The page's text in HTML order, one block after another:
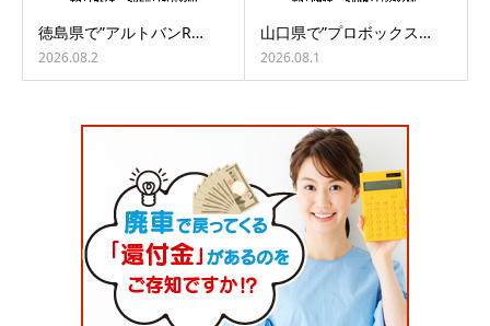
徳島県で”アルトバンR…
2026.08.2
山口県で”プロボックス…
2026.08.1